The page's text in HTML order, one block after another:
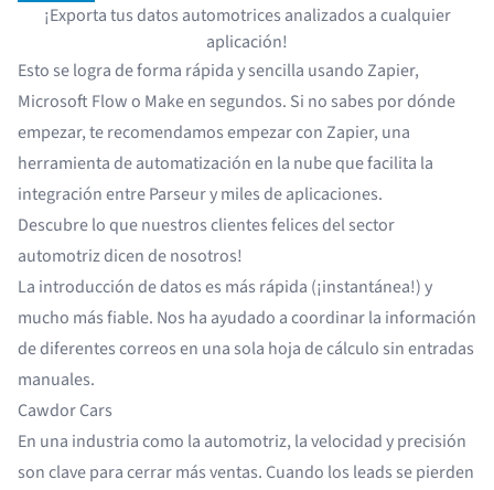
¡Exporta tus datos automotrices analizados a cualquier
aplicación!
Esto se logra de forma rápida y sencilla usandoZapier,
Microsoft Flowo Makeen segundos. Si no sabes por dónde
empezar, te recomendamos empezar conZapier, una
herramienta de automatización en la nube que facilita la
integración entre Parseur y miles de aplicaciones.
Descubre lo quenuestros clientes felices del sector
automotriz dicen de nosotros!
La introducción de datos es más rápida (¡instantánea!) y
mucho más fiable. Nos ha ayudado a coordinar la información
de diferentes correos en una sola hoja de cálculo sin entradas
manuales.
Cawdor Cars
En una industria como la automotriz, la velocidad y precisión
son clave para cerrar más ventas. Cuando los leads se pierden